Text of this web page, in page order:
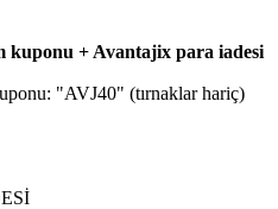
kuponu + Avantajix para iadesi
"AVJ40" (tırnaklar hariç)